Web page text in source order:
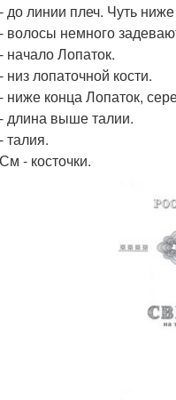
до линии плеч. Чуть
волосы немного
начало Лопаток.
низ лопаточной кости.
ниже конца Лопаток,
длина выше талии.
талия.
- косточки.